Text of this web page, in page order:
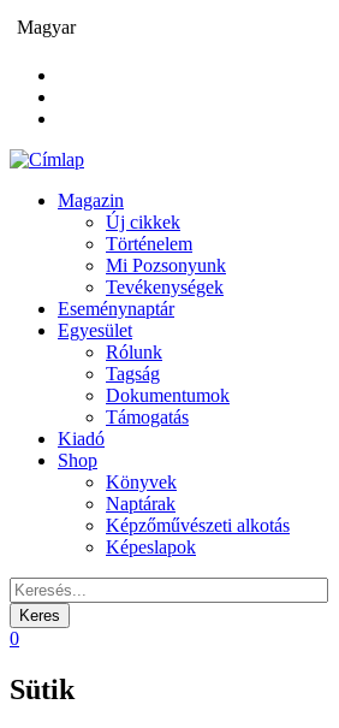
Ugrás
Magyar
navigation
Magazin
Új cikkek
Történelem
Mi Pozsonyunk
Tevékenységek
Eseménynaptár
Egyesület
Rólunk
Tagság
Dokumentumok
Támogatás
Kiadó
Shop
Könyvek
Naptárak
Képzőművészeti alkotás
Képeslapok
0
Sütik